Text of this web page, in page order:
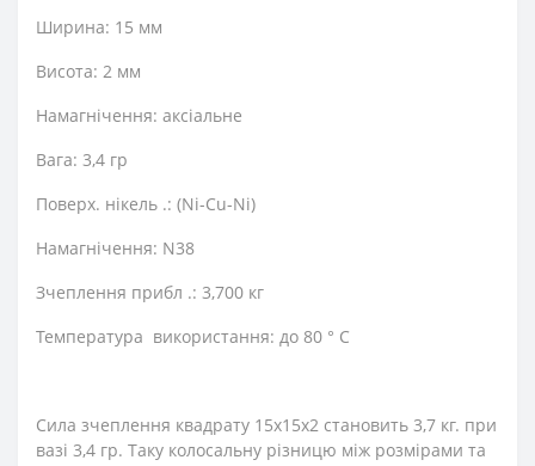
Ширина: 15 мм
Висота: 2 мм
Намагнічення: аксіальне
Вага: 3,4 гр
Поверх. нікель .: (Ni-Cu-Ni)
Намагнічення: N38
Зчеплення прибл .: 3,700 кг
Температура використання: до 80 ° C
Сила зчеплення квадрату 15х15х2 становить 3,7 кг. при
вазі 3,4 гр. Таку колосальну різницю між розмірами та